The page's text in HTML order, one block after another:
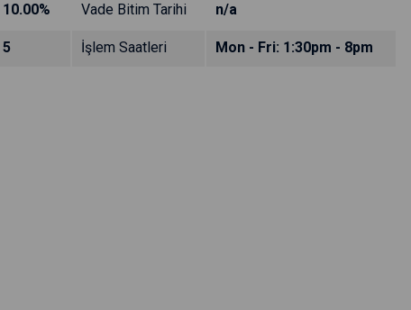
10.00% Vade Bitim Tarihi n/a
5 İşlem Saatleri Mon - Fri: 1:30pm - 8pm